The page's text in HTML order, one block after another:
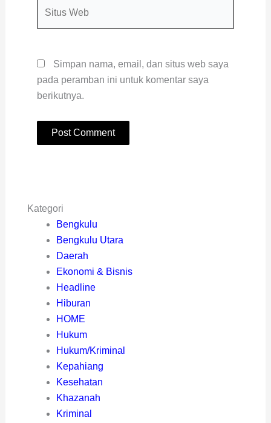
Simpan nama, email, dan situs web saya
pada peramban ini untuk komentar saya
berikutnya.
Kategori
Bengkulu
Bengkulu Utara
Daerah
Ekonomi & Bisnis
Headline
Hiburan
HOME
Hukum
Hukum/Kriminal
Kepahiang
Kesehatan
Khazanah
Kriminal